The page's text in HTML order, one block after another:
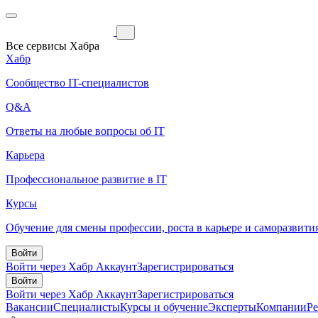
Все сервисы Хабра
Хабр
Сообщество IT-специалистов
Q&A
Ответы на любые вопросы об IT
Карьера
Профессиональное развитие в IT
Курсы
Обучение для смены профессии, роста в карьере и
Войти
Войти через Хабр АккаунтЗарегистрироваться
Войти
Войти через Хабр АккаунтЗарегистрироваться
ВакансииСпециалистыКурсы и обучениеЭкспертыКомпании